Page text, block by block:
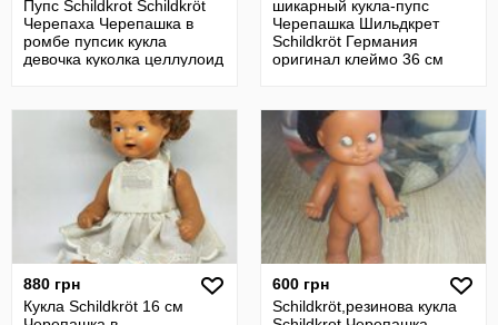
Пупс Schildkrоt Schildkröt
Черепаха Черепашка в
ромбе пупсик кукла
девочка куколка целлулоид
шикарный кукла-пупс
Черепашка Шильдкрет
Schildkröt Германия
оригинал клеймо 36 см
880 грн
Кукла Schildkröt 16 см
600 грн
Schildkröt,резинова кукла